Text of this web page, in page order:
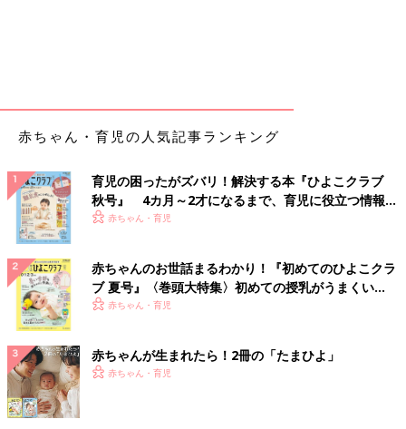
２WAYで使えるのが特徴。どちらも女っぽくドラマティックな着
こなしが楽しめ、お仕事シーンにもカジュアルにも合うとおしゃ
れさんたちが注目しています。インナーにタートルニットを持っ
て来れば、今からたくさん着回せますね。
スタイルアップ確実なハイウエストチノワイドパンツ
赤ちゃん・育児の人気記事ランキング
育児の困ったがズバリ！解決する本『ひよこクラブ
秋号』 4カ月～2才になるまで、育児に役立つ情報が
いっぱい！
赤ちゃん・育児
赤ちゃんのお世話まるわかり！『初めてのひよこクラ
ブ 夏号』〈巻頭大特集〉初めての授乳がうまくい
く！ おっぱい・ミルクの基本と夏のトラブル 解決テ
赤ちゃん・育児
赤ちゃんが生まれたら！2冊の「たまひよ」
赤ちゃん・育児